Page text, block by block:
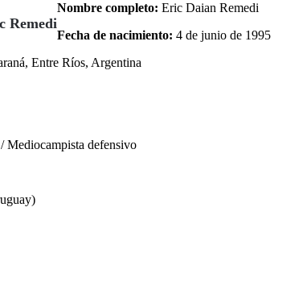
Remedi
Nombre completo: Eric Daian Remedi
Fecha de nacimiento: 4 de junio de 1995
Entre Ríos, Argentina
Mediocampista defensivo